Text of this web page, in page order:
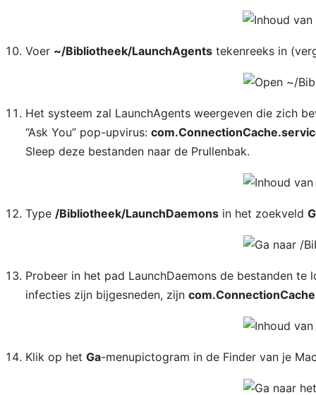
Voer ~/Bibliotheek/LaunchAgents tekenreeks in
Het systeem zal LaunchAgents weergeven die zich
“Ask You” pop-upvirus:
Sleep deze bestanden naar de Prullenbak.
Type /Bibliotheek/LaunchDaemons in het zoekveld
Probeer in het pad LaunchDaemons de bestanden
infecties zijn bijgesneden, zijn
Klik op hetGa-menupictogram in de Finder van je